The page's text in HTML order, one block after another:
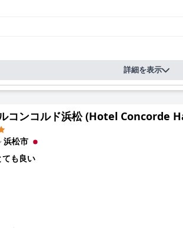
徴であり、快適さと清潔さがお客様に高く
ています。清潔さに関するいくつかの小さ
その卓越したサービス、フレンドリーさ、
の親切さに個別に感謝されており、ホテルの
の質と提供されるサービスの質の高さと豪
体的にエレガントな環境が、並外れて思い出
、戦略的なロケーション、豪華な雰囲気、卓
なっています。
詳細を表示
コンコルド浜松 (Hotel Concorde
浜松市
ても良い